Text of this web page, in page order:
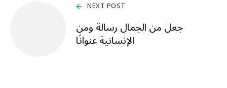
NEXT POST
جعل من الجمال رسالة ومن
الإنسانية عنوانًا